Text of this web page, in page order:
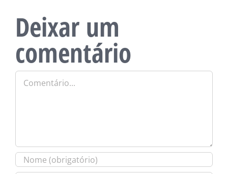
Deixar um
comentário
Comentário